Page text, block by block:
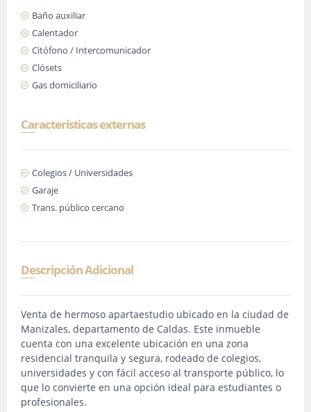
Baño auxiliar
Calentador
Citófono / Intercomunicador
Clósets
Gas domiciliario
Características externas
Colegios / Universidades
Garaje
Trans. público cercano
Descripción Adicional
Venta de hermoso apartaestudio ubicado en la ciudad de
Manizales, departamento de Caldas. Este inmueble
cuenta con una excelente ubicación en una zona
residencial tranquila y segura, rodeado de colegios,
universidades y con fácil acceso al transporte público, lo
que lo convierte en una opción ideal para estudiantes o
profesionales.